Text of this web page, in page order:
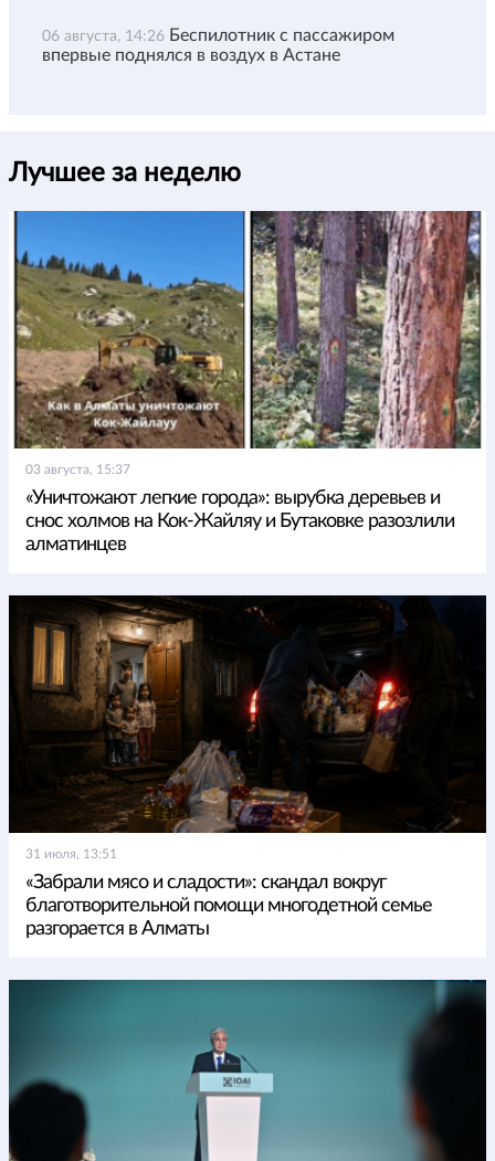
06 августа, 14:26 Беспилотник с пассажиром
впервые поднялся в воздух в Астане
Лучшее за неделю
03 августа, 15:37
«Уничтожают легкие города»: вырубка деревьев и
снос холмов на Кок-Жайляу и Бутаковке разозлили
алматинцев
31 июля, 13:51
«Забрали мясо и сладости»: скандал вокруг
благотворительной помощи многодетной семье
разгорается в Алматы